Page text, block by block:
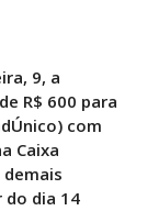
9, a
R$ 600 para
com
Caixa
dia 14